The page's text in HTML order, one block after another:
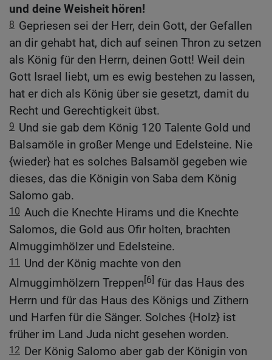
und deine Weisheit hören!
8 Gepriesen sei der Herr, dein Gott, der Gefallen
an dir gehabt hat, dich auf seinen Thron zu setzen
als König für den Herrn, deinen Gott! Weil dein
Gott Israel liebt, um es ewig bestehen zu lassen,
hat er dich als König über sie gesetzt, damit du
Recht und Gerechtigkeit übst.
9 Und sie gab dem König 120 Talente Gold und
Balsamöle in großer Menge und Edelsteine. Nie
{wieder} hat es solches Balsamöl gegeben wie
dieses, das die Königin von Saba dem König
Salomo gab.
10 Auch die Knechte Hirams und die Knechte
Salomos, die Gold aus Ofir holten, brachten
Almuggimhölzer und Edelsteine.
11
Und der König machte von den
Almuggimhölzern Treppen[6] für das Haus des
Herrn und für das Haus des Königs und Zithern
und Harfen für die Sänger. Solches {Holz} ist
früher im Land Juda nicht gesehen worden.
12 Der König Salomo aber gab der Königin von